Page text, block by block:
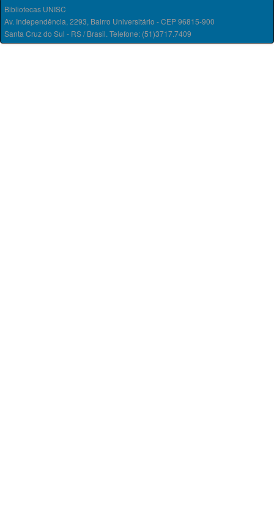
Bibliotecas UNISC
Av. Independência, 2293, Bairro Universitário - CEP 96815-900
Santa Cruz do Sul - RS / Brasil. Telefone: (51)3717.7409